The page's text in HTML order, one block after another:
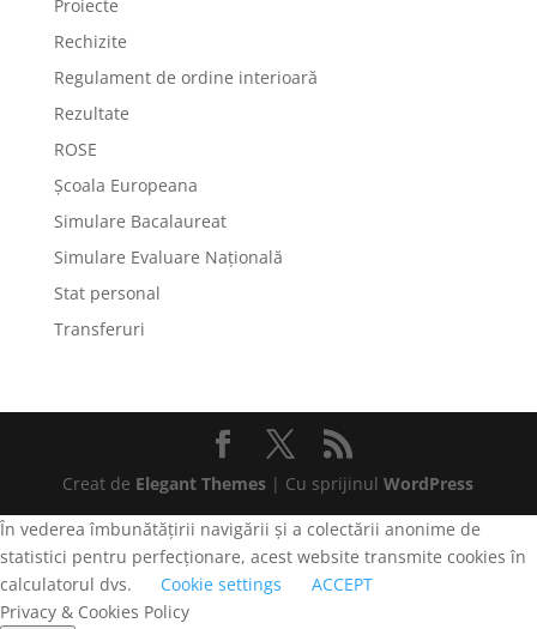
Proiecte
Rechizite
Regulament de ordine interioară
Rezultate
ROSE
Școala Europeana
Simulare Bacalaureat
Simulare Evaluare Națională
Stat personal
Transferuri
Creat de Elegant Themes | Cu sprijinulWordPress
În vederea îmbunătățirii navigării și a colectării anonime de
statistici pentru perfecționare, acest website transmite cookies în
calculatorul dvs.
Cookie settings
ACCEPT
Privacy & Cookies Policy